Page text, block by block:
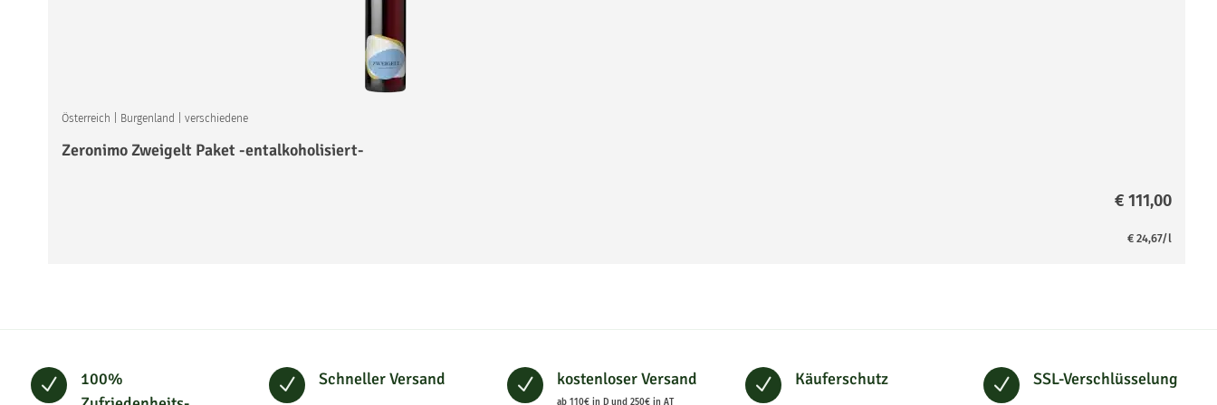
Österreich Burgenland verschiedene
Zeronimo Zweigelt Paket -entalkoholisiert-
€ 111,00
€ 24,67/l
N
100%
N Schneller Versand N kostenloser Versand
ab 110€ in D und 250€ in AT
N Käuferschutz N SSL-Verschlüsselung